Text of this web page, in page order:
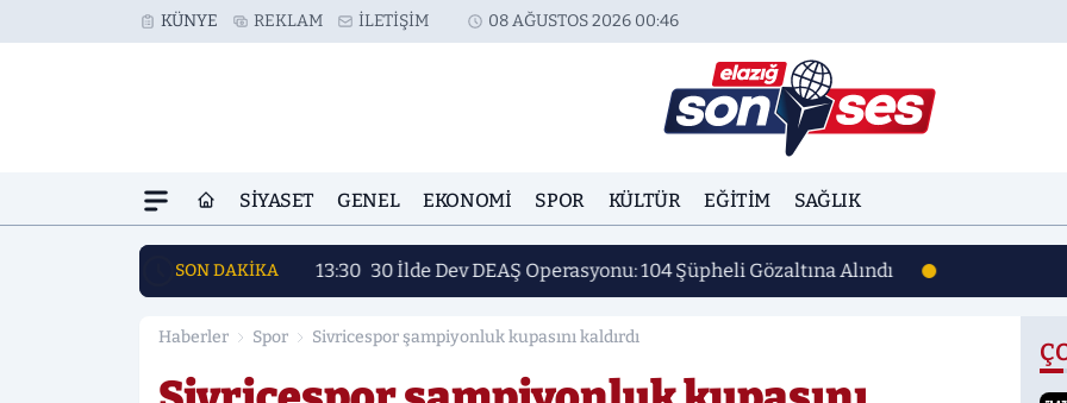
KÜNYE REKLAM İLETIŞIM 08 AĞUSTOS 2026 00:46
SIYASET GENEL EKONOMI SPOR KÜLTÜR EĞITIM SAĞLIK
SON DAKİKA 13:30 30 İlde Dev DEAŞ Operasyonu: 104 Şüpheli Gözaltına Alındı
Haberler Spor Sivricespor şampiyonluk kupasını kaldırdı